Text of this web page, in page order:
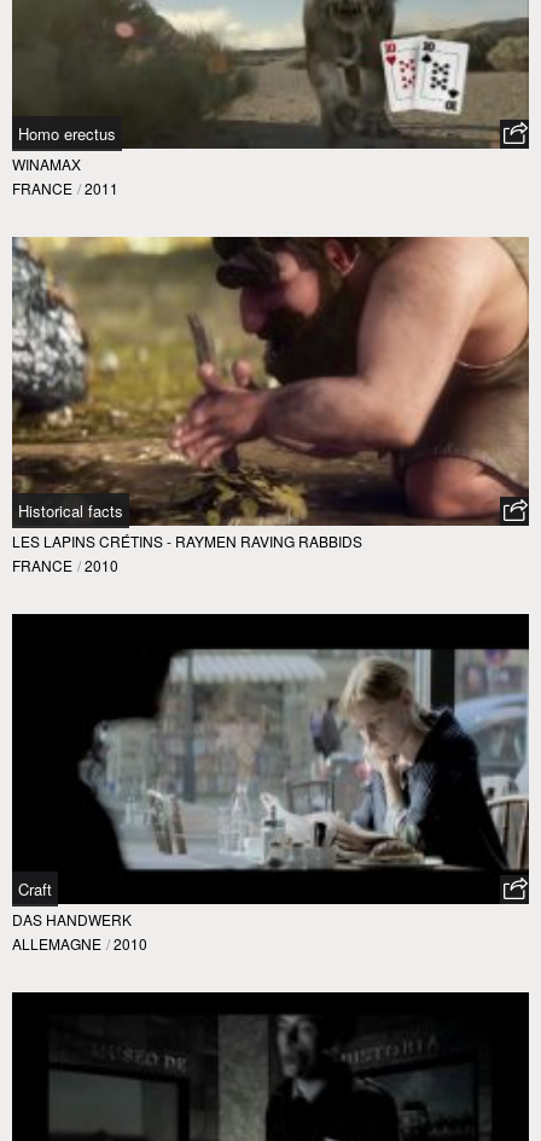
Homo erectus
WINAMAX
FRANCE / 2011
Historical facts
LES LAPINS CRÉTINS - RAYMEN RAVING RABBIDS
FRANCE / 2010
Craft
DAS HANDWERK
ALLEMAGNE / 2010